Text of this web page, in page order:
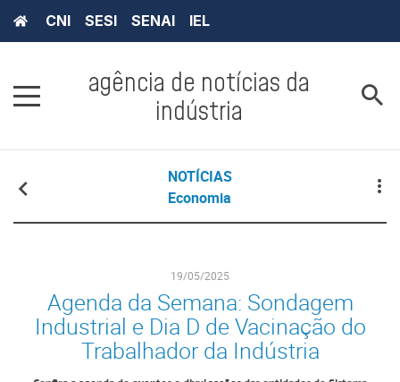
CNI SESI SENAI IEL
agência de notícias da
indústria
NOTÍCIAS
Economia
19/05/2025
Agenda da Semana: Sondagem
Industrial e Dia D de Vacinação do
Trabalhador da Indústria